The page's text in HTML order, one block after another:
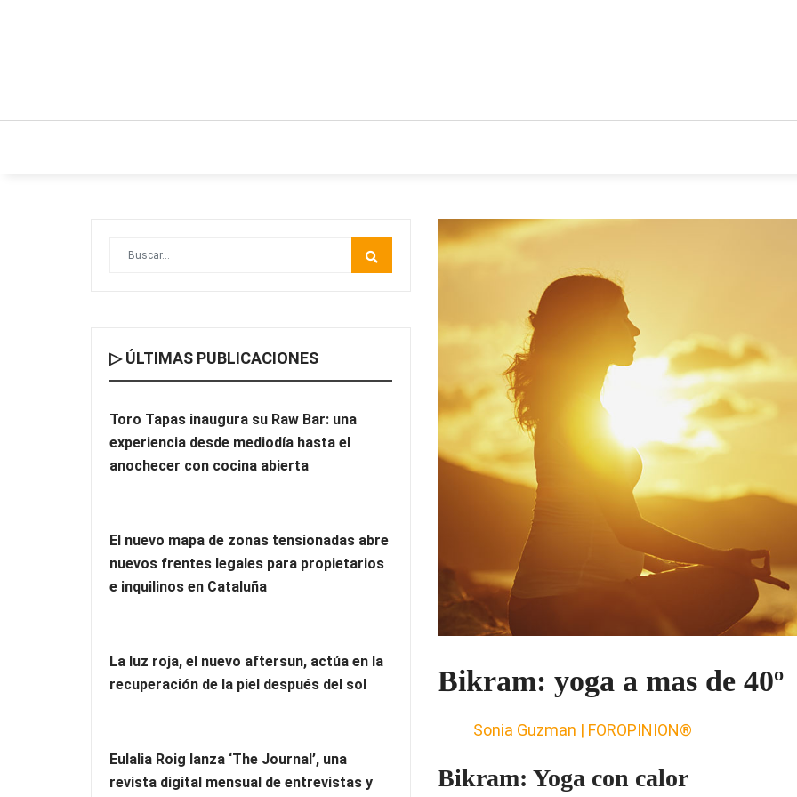
Bikram: yoga a mas de 40º
Sonia Guzman | FOROPINION®
Bikram: Yoga con calor
▷ ÚLTIMAS PUBLICACIONES
Toro Tapas inaugura su Raw Bar: una
experiencia desde mediodía hasta el
anochecer con cocina abierta
El nuevo mapa de zonas tensionadas abre
nuevos frentes legales para propietarios
e inquilinos en Cataluña
La luz roja, el nuevo aftersun, actúa en la
recuperación de la piel después del sol
Eulalia Roig lanza ‘The Journal’, una
revista digital mensual de entrevistas y